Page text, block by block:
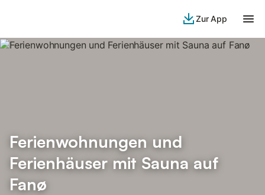
Zur App
Ferienwohnungen und
Ferienhäuser mit Sauna auf
Fanø